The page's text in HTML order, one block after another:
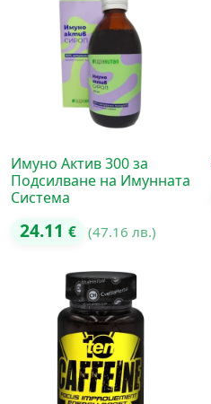
Имуно Актив 300 за
Подсилване на Имунната
Система
24.11 € (47.16 лв.)